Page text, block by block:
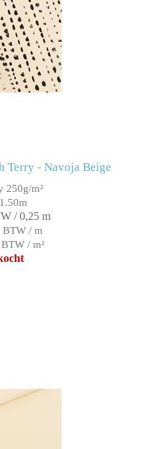
Terry - Navoja Beige
250g/m²
/ 0,25 m
/ m
/ m²